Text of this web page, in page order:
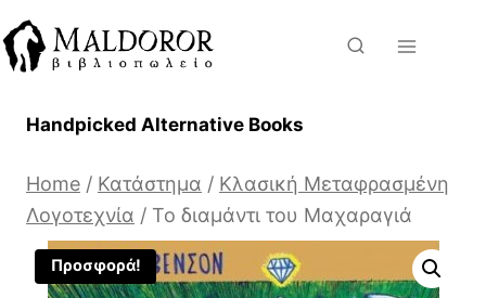
to
content
Handpicked Alternative Books
Home / Κατάστημα / Κλασική Μεταφρασμένη
Λογοτεχνία / Το διαμάντι του Μαχαραγιά
Προσφορά!